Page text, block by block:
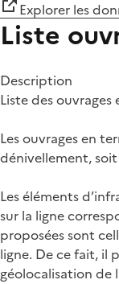
Explorer les
Liste
Description
Liste des ouvrages
Les ouvrages en
dénivellement,
Les éléments
sur la ligne
proposées sont
ligne. De ce fait, il
géolocalisation de